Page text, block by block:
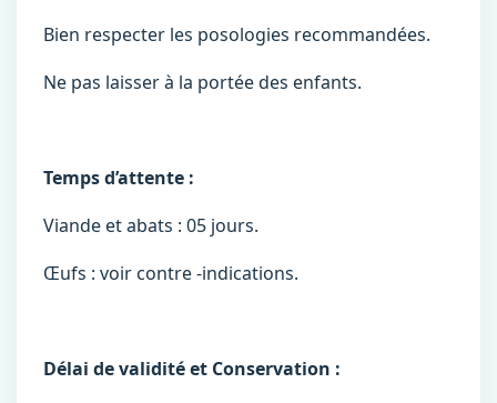
Bien respecter les posologies recommandées.
Ne pas laisser à la portée des enfants.
Temps d’attente :
Viande et abats : 05 jours.
Œufs : voir contre -indications.
Délai de validité et Conservation :